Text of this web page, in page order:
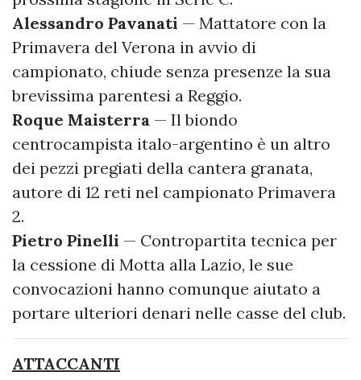
Alessandro Pavanati — Mattatore con la
Primavera del Verona in avvio di
campionato, chiude senza presenze la sua
brevissima parentesi a Reggio.
Roque Maisterra — Il biondo
centrocampista italo-argentino è un altro
dei pezzi pregiati della cantera granata,
autore di 12 reti nel campionato Primavera
2.
Pietro Pinelli — Contropartita tecnica per
la cessione di Motta alla Lazio, le sue
convocazioni hanno comunque aiutato a
portare ulteriori denari nelle casse del club.
ATTACCANTI